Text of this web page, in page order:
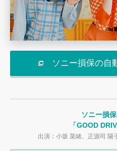
ソニー損保の自
ソニー損
「GOOD
出演：小坂 菜緒、正源司 陽